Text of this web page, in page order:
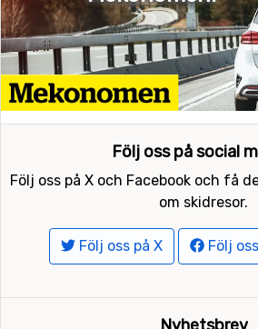
Följ oss på social
Följ oss på X och Facebook och få
om skidresor.
Följ oss på X Följ